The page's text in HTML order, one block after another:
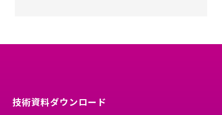
技術資料ダウンロード